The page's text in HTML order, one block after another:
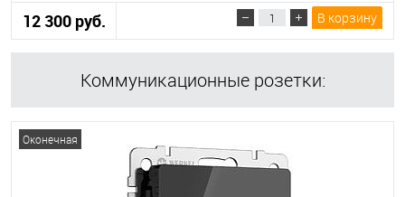
12 300 руб. В корзину
Коммуникационные розетки:
Оконечная